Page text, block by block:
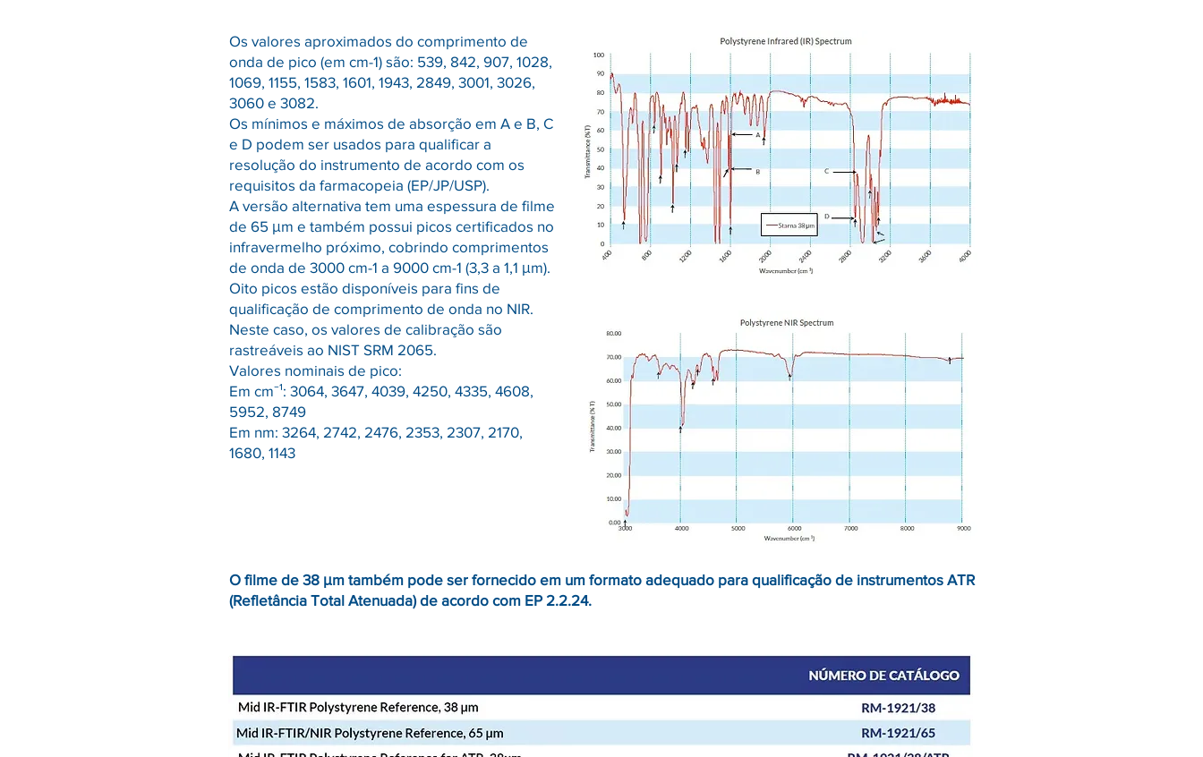
Os valores aproximados do comprimento de
onda de pico (em cm-1) são: 539, 842, 907, 1028,
1069, 1155, 1583, 1601, 1943, 2849, 3001, 3026,
3060 e 3082.
Os mínimos e máximos de absorção em A e B, C
e D podem ser usados ​​para qualificar a
resolução do instrumento de acordo com os
requisitos da farmacopeia (EP/JP/USP).
A versão alternativa tem uma espessura de filme
de 65 μm e também possui picos certificados no
infravermelho próximo, cobrindo comprimentos
de onda de 3000 cm-1 a 9000 cm-1 (3,3 a 1,1 μm).
Oito picos estão disponíveis para fins de
qualificação de comprimento de onda no NIR.
Neste caso, os valores de calibração são
rastreáveis ​​ao NIST SRM 2065.
Valores nominais de pico:
Em cm⁻¹: 3064, 3647, 4039, 4250, 4335, 4608,
5952, 8749
Em nm: 3264, 2742, 2476, 2353, 2307, 2170,
1680, 1143
O filme de 38 μm também pode ser fornecido em um formato adequado para qualificação de instrumentos ATR
(Refletância Total Atenuada) de acordo com EP 2.2.24.